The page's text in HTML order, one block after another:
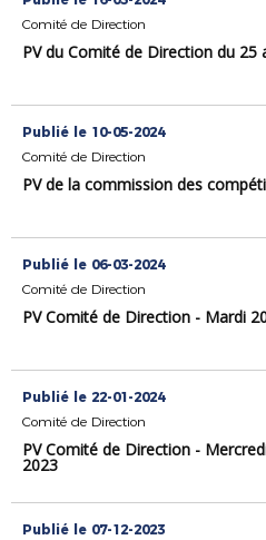
Comité de Direction
PV du Comité de Direction du 25
Publié le 10-05-2024
Comité de Direction
PV de la commission des
Publié le 06-03-2024
Comité de Direction
PV Comité de Direction - Mardi
Publié le 22-01-2024
Comité de Direction
PV Comité de Direction -
2023
Publié le 07-12-2023